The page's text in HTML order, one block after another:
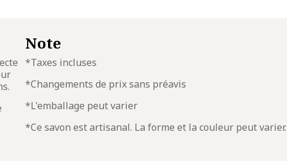
Note
*Taxes incluses
*Changements de prix sans préavis
*L'emballage peut varier
*Ce savon est artisanal. La forme et la couleur peut varier.